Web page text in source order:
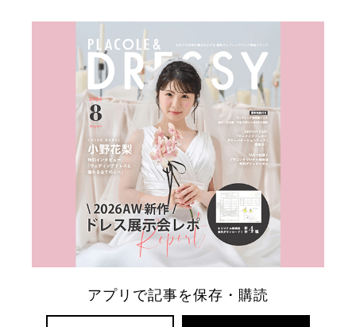
アプリで記事を保存・購読
日